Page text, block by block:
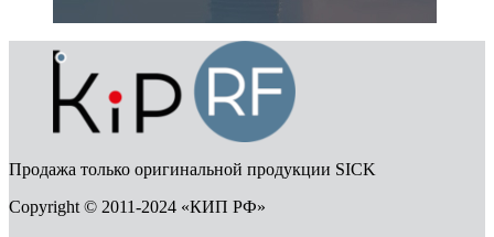
Продажа только оригинальной продукции SICK
Copyright © 2011-2024 «КИП РФ»